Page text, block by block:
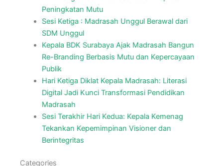
Peningkatan Mutu
Sesi Ketiga : Madrasah Unggul Berawal dari
SDM Unggul
Kepala BDK Surabaya Ajak Madrasah Bangun
Re-Branding Berbasis Mutu dan Kepercayaan
Publik
Hari Ketiga Diklat Kepala Madrasah: Literasi
Digital Jadi Kunci Transformasi Pendidikan
Madrasah
Sesi Terakhir Hari Kedua: Kepala Kemenag
Tekankan Kepemimpinan Visioner dan
Berintegritas
Categories